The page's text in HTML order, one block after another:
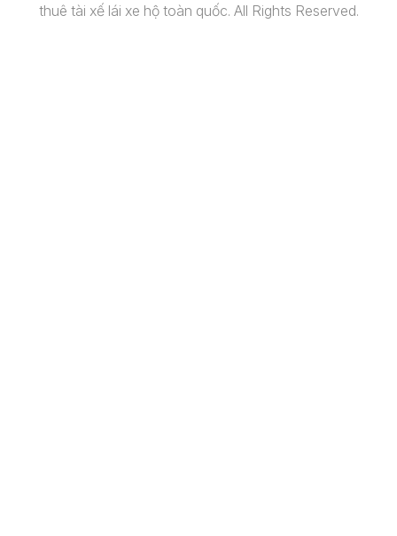
thuê tài xế lái xe hộ toàn quốc. All Rights Reserved.